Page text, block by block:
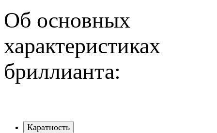
Об основных
характеристиках
бриллианта:
Каратность